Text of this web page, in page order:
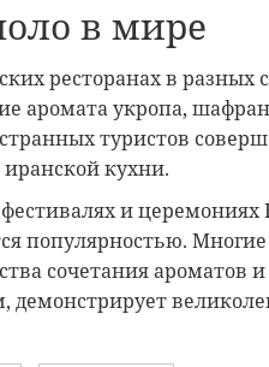
в мире
ресторанах в разных
аромата укропа,
туристов
кухни.
и
популярностью.
сочетания ароматов
демонстрирует